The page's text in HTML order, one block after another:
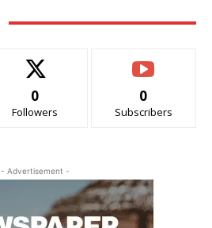
0
Followers
0
Subscribers
- Advertisement -